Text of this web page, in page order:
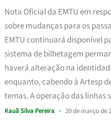
Nota Oficial da EMTU em
sobre mudanças para os
EMTU continuará disponível
sistema de bilhetagem
haverá alteração na
enquanto, cabendo à Artesp
temas. A operação das linhas
Kauã Silva Pereira • 20 de março de